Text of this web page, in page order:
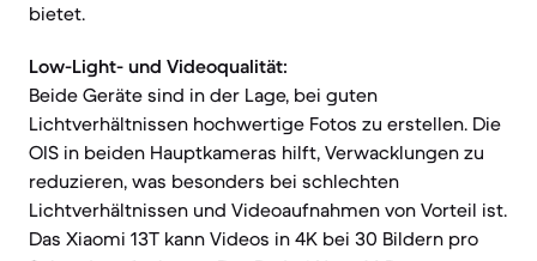
bietet.
Low-Light- und Videoqualität:
Beide Geräte sind in der Lage, bei guten
Lichtverhältnissen hochwertige Fotos zu erstellen. Die
OIS in beiden Hauptkameras hilft, Verwacklungen zu
reduzieren, was besonders bei schlechten
Lichtverhältnissen und Videoaufnahmen von Vorteil ist.
Das Xiaomi 13T kann Videos in 4K bei 30 Bildern pro